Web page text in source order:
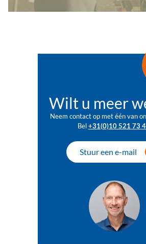
Wilt u meer
Neem contact op met één van
Bel+31(0)10 521 73
Stuur een e-mail